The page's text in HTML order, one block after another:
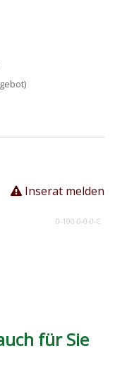
Inserat melden
0-100-0-0-0-C
für Sie